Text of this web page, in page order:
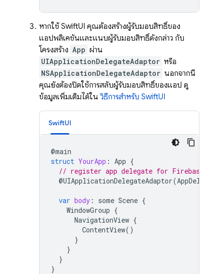
หากใช้ SwiftUI คุณต้องสร้างผู้รับมอบสิทธิ์ของ
แอปพลิเคชันและแนบผู้รับมอบสิทธิ์ดังกล่าว กับ
โครงสร้าง App ผ่าน
UIApplicationDelegateAdaptor หรือ
NSApplicationDelegateAdaptor นอกจากนี้
คุณยังต้องปิดใช้การสลับผู้รับมอบสิทธิ์ของแอป ดู
ข้อมูลเพิ่มเติมได้ในวิธีการสำหรับ SwiftUI
SwiftUI
@main
struct YourApp : App {
// register app delegate for Firebase
@UIApplicationDelegateAdaptor(
var body : some Scene {
WindowGroup {
NavigationView {
ContentView()
}
}
}
}